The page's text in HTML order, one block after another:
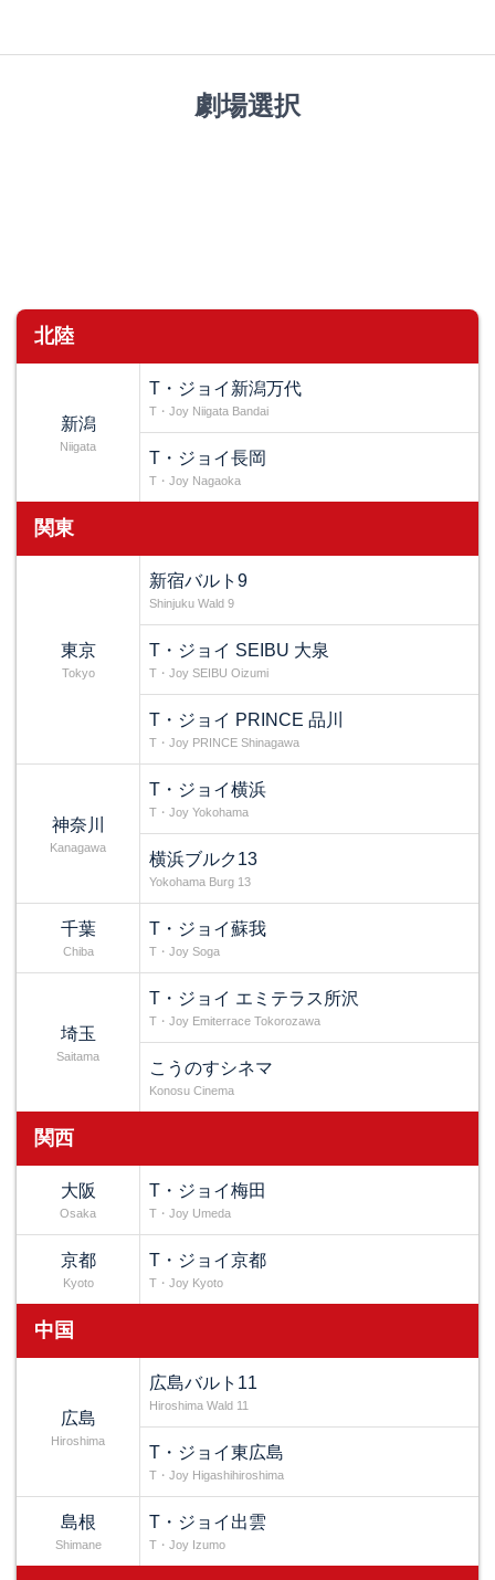
劇場選択
北陸
新潟
Niigata
T・ジョイ新潟万代
T・Joy Niigata Bandai
T・ジョイ長岡
T・Joy Nagaoka
関東
東京
Tokyo
新宿バルト9
Shinjuku Wald 9
T・ジョイ SEIBU 大泉
T・Joy SEIBU Oizumi
T・ジョイ PRINCE 品川
T・Joy PRINCE Shinagawa
神奈川
Kanagawa
T・ジョイ横浜
T・Joy Yokohama
横浜ブルク13
Yokohama Burg 13
千葉
Chiba
T・ジョイ蘇我
T・Joy Soga
埼玉
Saitama
T・ジョイ エミテラス所沢
T・Joy Emiterrace Tokorozawa
こうのすシネマ
Konosu Cinema
関西
大阪
Osaka
T・ジョイ梅田
T・Joy Umeda
京都
Kyoto
T・ジョイ京都
T・Joy Kyoto
中国
広島
Hiroshima
広島バルト11
Hiroshima Wald 11
T・ジョイ東広島
T・Joy Higashihiroshima
島根
Shimane
T・ジョイ出雲
T・Joy Izumo